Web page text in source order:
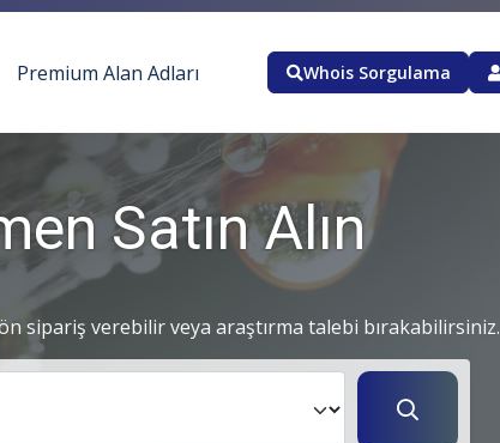
Premium Alan Adları Whois Sorgulama
Satın Alın
sipariş verebilir veya araştırma talebi bırakabilirsiniz.